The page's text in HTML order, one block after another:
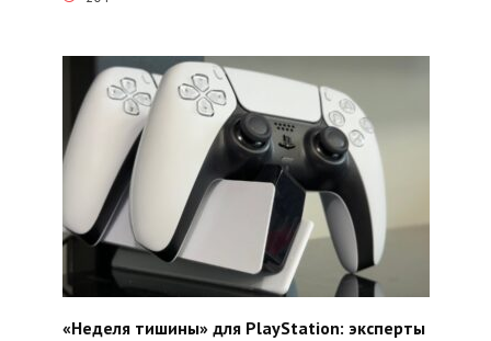
«Неделя тишины» для PlayStation: эксперты